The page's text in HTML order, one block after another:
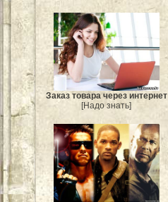
Заказ товара через интернет
[Надо знать]